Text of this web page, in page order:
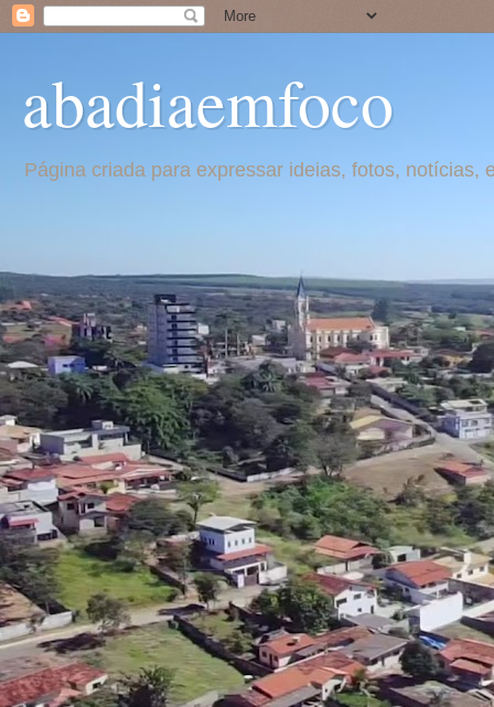
abadiaemfoco
Página criada para expressar ideias, fotos,